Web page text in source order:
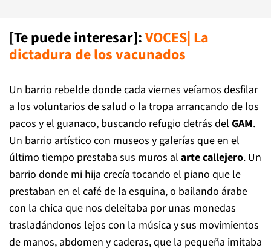
[Te puede interesar]:VOCES| La
dictadura de los vacunados
Un barrio rebelde donde cada viernes veíamos desfilar
a los voluntarios de salud o la tropa arrancando de los
pacos y el guanaco, buscando refugio detrás del GAM.
Un barrio artístico con museos y galerías que en el
último tiempo prestaba sus muros al arte callejero. Un
barrio donde mi hija crecía tocando el piano que le
prestaban en el café de la esquina, o bailando árabe
con la chica que nos deleitaba por unas monedas
trasladándonos lejos con la música y sus movimientos
de manos, abdomen y caderas, que la pequeña imitaba